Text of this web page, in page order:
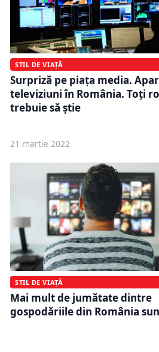
STIL DE VIAȚĂ
Surpriză pe piața media.
televiziuni în România. Toți
trebuie să știe
21 martie 2022
STIL DE VIAȚĂ
Mai mult de jumătate dintre
gospodăriile din România